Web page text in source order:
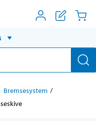
Bremsesystem